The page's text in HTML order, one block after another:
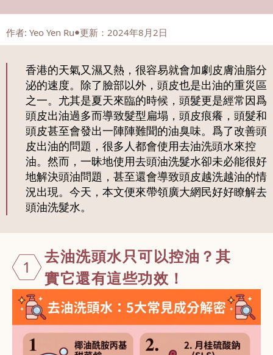
作者: Yeo Yen Ru 更新：2024年8月2日
香港的天氣又濕又熱，很容易就會加劇皮膚油脂分
泌的速度。除了臉部以外，頭皮也是出油的重災區
之一。尤其是夏天來臨的時候，頭髮更是經常因爲
頭皮出油過多而導致髮型扁塌，頭皮痕癢，頭髮和
頭皮甚至會發出一陣陣難聞的油臭味。爲了改善頭
皮出油的問題，很多人都會使用去油洗頭水來控
油。然而，一昧地使用去頭油洗髮水卻未必能很好
地解決頭油問題，甚至還會導致頭皮越洗越油的情
況出現。今天，本文便來帶領廣大網民好好瞭解去
頭油洗髮水。
1
去油洗頭水只可以控油？其
實它還有這些功效！